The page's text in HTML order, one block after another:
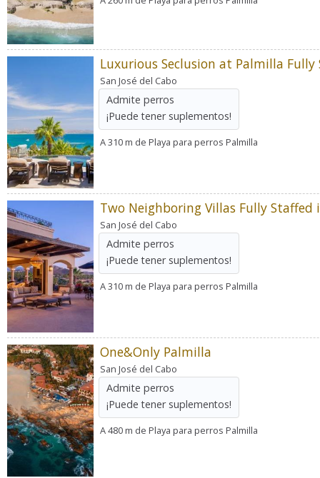
San José del Cabo
Admite perros
¡Puede tener suplementos!
A 310 m de Playa para perros Palmilla
San José del Cabo
Admite perros
¡Puede tener suplementos!
A 310 m de Playa para perros Palmilla
One&Only Palmilla
San José del Cabo
Admite perros
¡Puede tener suplementos!
A 480 m de Playa para perros Palmilla